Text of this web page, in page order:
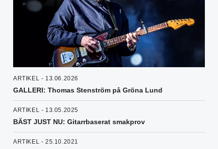
ARTIKEL - 13.06.2026
GALLERI: Thomas Stenström på Gröna Lund
ARTIKEL - 13.05.2025
BÄST JUST NU: Gitarrbaserat smakprov
ARTIKEL - 25.10.2021